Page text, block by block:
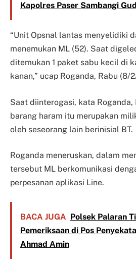
Kapolres Paser Sambangi
“Unit Opsnal lantas menyelidiki
menemukan ML (52). Saat
ditemukan 1 paket sabu kecil di
kanan,” ucap Roganda, Rabu (8/
Saat diinterogasi, kata Roganda,
barang haram itu merupakan
oleh seseorang lain berinisial BT.
Roganda meneruskan, dalam
tersebut ML berkomunikasi
perpesanan aplikasi Line.
BACA JUGA Polsek Palaran
Pemeriksaan di Pos
Ahmad Amin